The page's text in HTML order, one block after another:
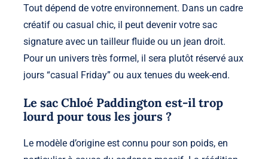
Tout dépend de votre environnement. Dans un cadre
créatif ou casual chic, il peut devenir votre sac
signature avec un tailleur fluide ou un jean droit.
Pour un univers très formel, il sera plutôt réservé aux
jours “casual Friday” ou aux tenues du week-end.
Le sac Chloé Paddington est-il trop
lourd pour tous les jours ?
Le modèle d’origine est connu pour son poids, en